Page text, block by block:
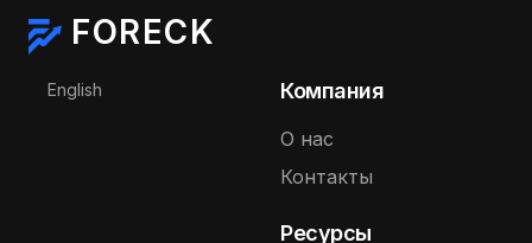
FORECK
Выберите язык
English Компания
О нас
Контакты
Ресурсы